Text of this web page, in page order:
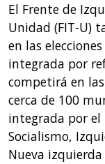
El Frente de
Unidad (FIT-U)
en las
integrada por
competirá en
cerca de 100
integrada por
Socialismo,
Nueva